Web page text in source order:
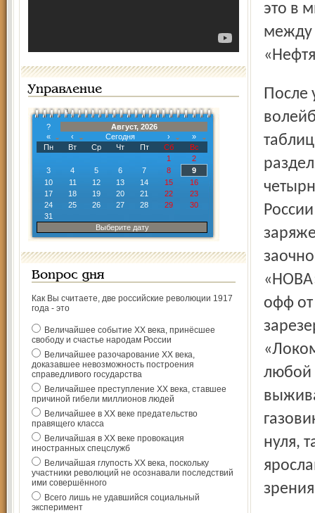
Управление
?
Август, 2026
«
‹ Сегодня ›
»
Пн
Вт Ср Чт Пт Сб
Вс
1
2
3
4 5 6 7 8
9
10
11 12 13 14 15
16
17
18 19 20 21 22
23
24
25 26 27 28 29
30
31
Выберите дату
Вопрос дня
Как Вы считаете, две российские революции 1917
года - это
Величайшее событие ХХ века, принёсшее
свободу и счастье народам России
Величайшее разочарование ХХ века,
доказавшее невозможность построения
справедливого государства
Величайшее преступление ХХ века, ставшее
причиной гибели миллионов людей
Величайшее в ХХ веке предательство
правящего класса
Величайшая в ХХ веке провокация
иностранных спецслужб
Величайшая глупость ХХ века, поскольку
участники революций не осознавали последствий
ими совершённого
Всего лишь не удавшийся социальный
эксперимент
это в
между
После удачного вояжа в столицу ярославские
офф
любой
нуля,